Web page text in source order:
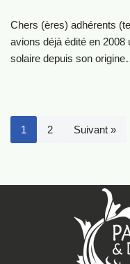
Chers (ères) adhérents
avions déjà édité en 2008
solaire depuis son
1 2 Suivant »